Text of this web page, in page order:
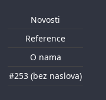
Novosti
Reference
O nama
#253 (bez naslova)